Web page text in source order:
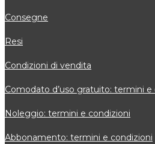
Consegne
Resi
Condizioni di vendita
Comodato d’uso gratuito: termini e
Noleggio: termini e condizioni
Abbonamento: termini e condizioni